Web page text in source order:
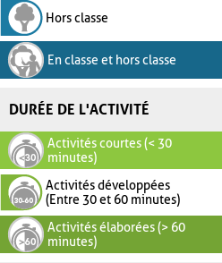
Hors classe
En classe et hors classe
DURÉE DE L'ACTIVITÉ
Activités courtes (< 30
minutes)
Activités développées
(Entre 30 et 60 minutes)
Activités élaborées (> 60
minutes)